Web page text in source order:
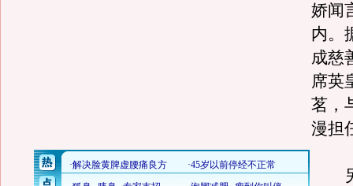
娇闻
内。
成慈
席英
茗，
漫担
另